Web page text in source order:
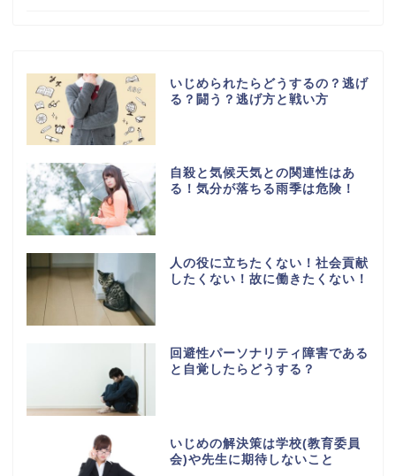
いじめられたらどうするの？逃げ
る？闘う？逃げ方と戦い方
自殺と気候天気との関連性はあ
る！気分が落ちる雨季は危険！
人の役に立ちたくない！社会貢献
したくない！故に働きたくない！
回避性パーソナリティ障害である
と自覚したらどうする？
いじめの解決策は学校(教育委員
会)や先生に期待しないこと